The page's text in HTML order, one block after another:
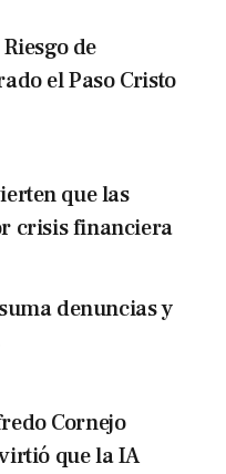
Riesgo de
el Paso Cristo
que las
crisis financiera
denuncias y
Cornejo
que la IA